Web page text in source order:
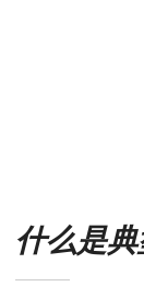
什么是